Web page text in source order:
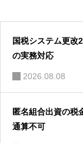
国税システム更改
の実務対応
2026.08.08
匿名組合出資の税
通算不可